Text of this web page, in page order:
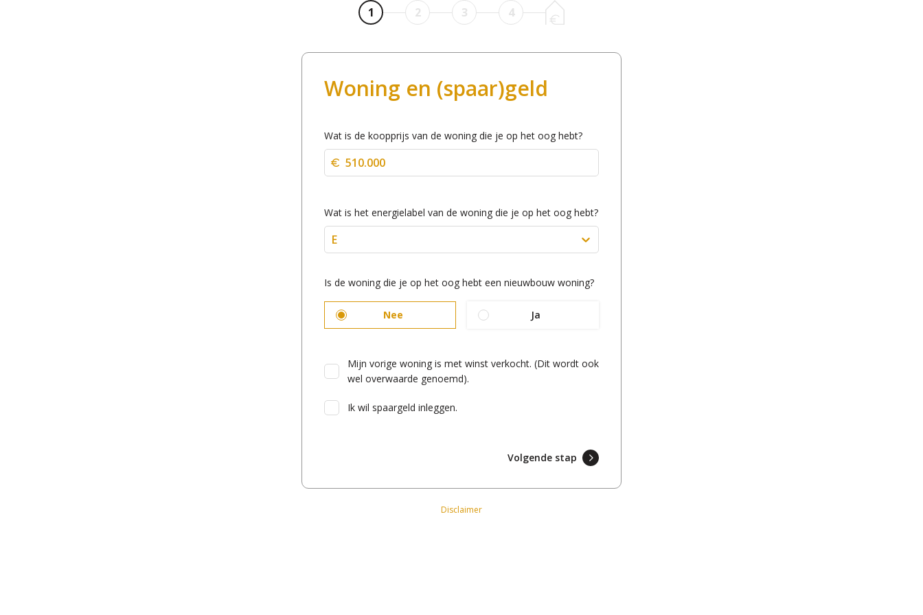
1 2 3 4
Woning en (spaar)geld
Wat is de koopprijs van de woning die je op het oog hebt?
Wat is het energielabel van de woning die je op het oog hebt?
E
Is de woning die je op het oog hebt een nieuwbouw woning?
Nee Ja
Mijn vorige woning is met winst verkocht. (Dit wordt ook
wel overwaarde genoemd).
Ik wil spaargeld inleggen.
Volgende stap
Disclaimer